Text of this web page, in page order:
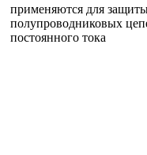
применяются для
полупроводниковых
постоянного тока